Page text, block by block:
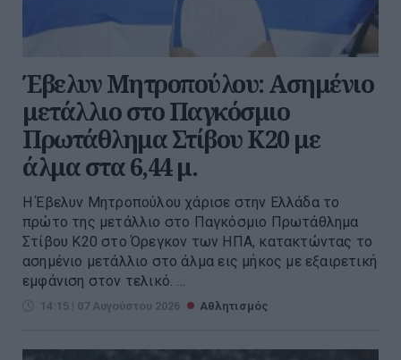
Έβελυν Μητροπούλου: Ασημένιο
μετάλλιο στο Παγκόσμιο
Πρωτάθλημα Στίβου Κ20 με
άλμα στα 6,44 μ.
Η Έβελυν Μητροπούλου χάρισε στην Ελλάδα το
πρώτο της μετάλλιο στο Παγκόσμιο Πρωτάθλημα
Στίβου Κ20 στο Όρεγκον των ΗΠΑ, κατακτώντας το
ασημένιο μετάλλιο στο άλμα εις μήκος με εξαιρετική
εμφάνιση στον τελικό. ...
14:15 | 07 Αυγούστου 2026 Αθλητισμός